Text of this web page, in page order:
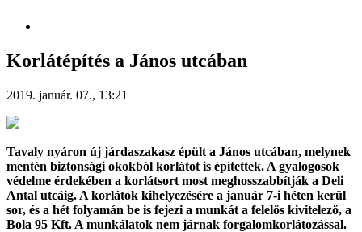
Korlátépítés a János utcában
2019. január. 07., 13:21
Tavaly nyáron új járdaszakasz épült a János utcában, melynek
mentén biztonsági okokból korlátot is építettek. A gyalogosok
védelme érdekében a korlátsort most meghosszabbítják a Deli
Antal utcáig. A korlátok kihelyezésére a január 7-i héten kerül
sor, és a hét folyamán be is fejezi a munkát a felelős kivitelező, a
Bola 95 Kft. A munkálatok nem járnak forgalomkorlátozással.